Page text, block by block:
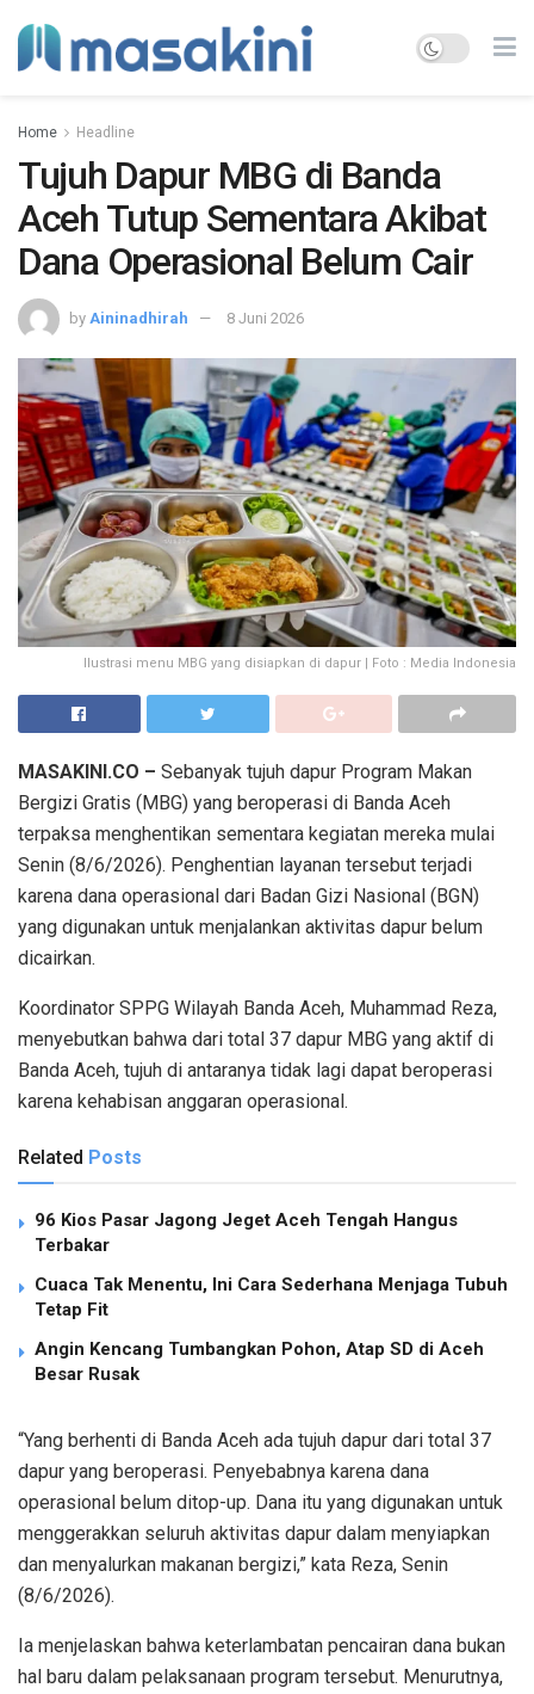
Home Headline
Tujuh Dapur MBG di Banda
Aceh Tutup Sementara Akibat
Dana Operasional Belum Cair
by Aininadhirah 8 Juni 2026
Ilustrasi menu MBG yang disiapkan di dapur | Foto : Media Indonesia
MASAKINI.CO – Sebanyak tujuh dapur Program Makan
Bergizi Gratis (MBG) yang beroperasi di Banda Aceh
terpaksa menghentikan sementara kegiatan mereka mulai
Senin (8/6/2026). Penghentian layanan tersebut terjadi
karena dana operasional dari Badan Gizi Nasional (BGN)
yang digunakan untuk menjalankan aktivitas dapur belum
dicairkan.
Koordinator SPPG Wilayah Banda Aceh, Muhammad Reza,
menyebutkan bahwa dari total 37 dapur MBG yang aktif di
Banda Aceh, tujuh di antaranya tidak lagi dapat beroperasi
karena kehabisan anggaran operasional.
Related Posts
96 Kios Pasar Jagong Jeget Aceh Tengah Hangus
Terbakar
Cuaca Tak Menentu, Ini Cara Sederhana Menjaga Tubuh
Tetap Fit
Angin Kencang Tumbangkan Pohon, Atap SD di Aceh
Besar Rusak
“Yang berhenti di Banda Aceh ada tujuh dapur dari total 37
dapur yang beroperasi. Penyebabnya karena dana
operasional belum ditop-up. Dana itu yang digunakan untuk
menggerakkan seluruh aktivitas dapur dalam menyiapkan
dan menyalurkan makanan bergizi,” kata Reza, Senin
(8/6/2026).
Ia menjelaskan bahwa keterlambatan pencairan dana bukan
hal baru dalam pelaksanaan program tersebut. Menurutnya,